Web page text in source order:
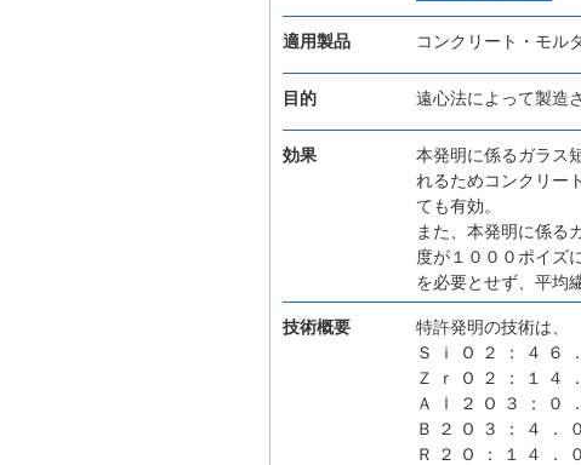
適用製品 コンクリート・モル
目的 遠心法によって製造
効果
本発明に係るガラス
れるためコンクリー
ても有効。
また、本発明に係る
度が１０００ポイズ
を必要とせず、平均
技術概要
特許発明の技術は、
Ｓ ｉ Ｏ ２ ： ４ ６
Ｚ ｒ Ｏ ２ ： １ ４
Ａ ｌ ２ Ｏ ３ ： ０
Ｂ ２ Ｏ ３ ： ４ ．
Ｒ ２ Ｏ ： １ ４ ．